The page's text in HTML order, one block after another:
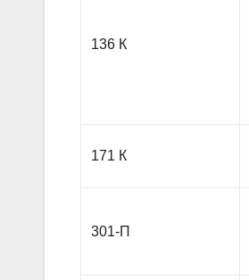
136 К
171 К
301-П